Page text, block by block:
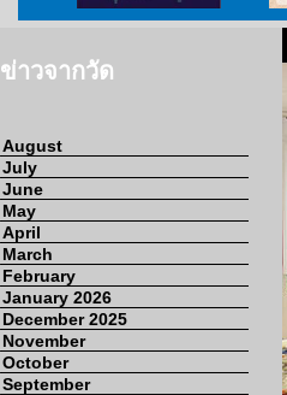
สังคมมังตรา
ข่าวจากวัด
August
July
June
May
April
March
February
January 2026
December 2025
November
October
September